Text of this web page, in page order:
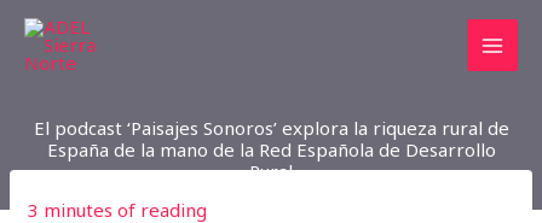
contenido
El podcast ‘Paisajes Sonoros’ explora la riqueza rural de
España de la mano de la Red Española de Desarrollo
Rural
3 minutes of reading